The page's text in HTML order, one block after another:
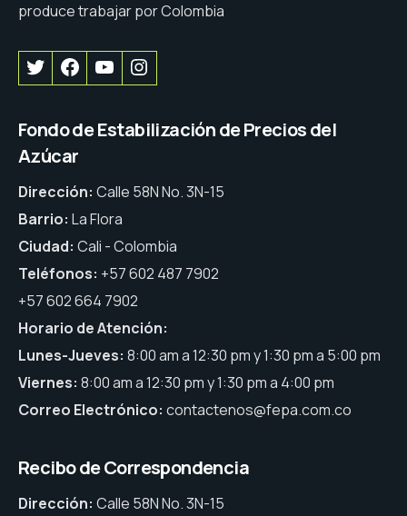
produce trabajar por Colombia
Fondo de Estabilización de Precios del
Azúcar
Dirección: Calle 58N No. 3N-15
Barrio: La Flora
Ciudad: Cali - Colombia
Teléfonos: +57 602 487 7902
+57 602 664 7902
Horario de Atención:
Lunes-Jueves: 8:00 am a 12:30 pm y 1:30 pm a 5:00 pm
Viernes: 8:00 am a 12:30 pm y 1:30 pm a 4:00 pm
Correo Electrónico: contactenos@fepa.com.co
Recibo de Correspondencia
Dirección: Calle 58N No. 3N-15